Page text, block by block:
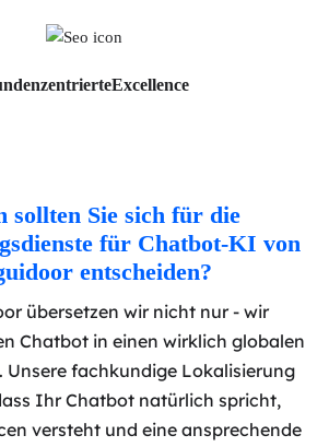
Excellence
sollten Sie sich für die
für Chatbot-KI von
entscheiden?
übersetzen wir nicht nur - wir
Chatbot in einen wirklich globalen
Unsere fachkundige Lokalisierung
Ihr Chatbot natürlich spricht,
versteht und eine ansprechende